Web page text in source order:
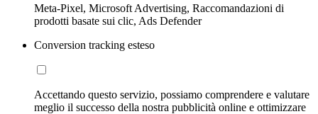
Meta-Pixel, Microsoft Advertising, Raccomandazioni di
prodotti basate sui clic, Ads Defender
Conversion tracking esteso
Accettando questo servizio, possiamo comprendere e valutare
meglio il successo della nostra pubblicità online e ottimizzare